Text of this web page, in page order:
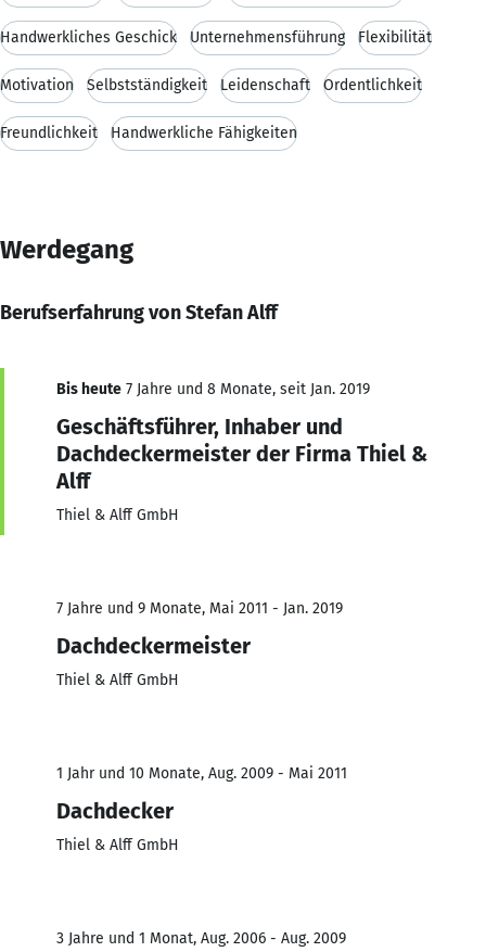
Handwerkliches Geschick Unternehmensführung Flexibilität
Motivation Selbstständigkeit Leidenschaft Ordentlichkeit
Freundlichkeit Handwerkliche Fähigkeiten
Werdegang
Berufserfahrung von Stefan Alff
Bis heute 7 Jahre und 8 Monate, seit Jan. 2019
Geschäftsführer, Inhaber und
Dachdeckermeister der Firma Thiel &
Alff
Thiel & Alff GmbH
7 Jahre und 9 Monate, Mai 2011 - Jan. 2019
Dachdeckermeister
Thiel & Alff GmbH
1 Jahr und 10 Monate, Aug. 2009 - Mai 2011
Dachdecker
Thiel & Alff GmbH
3 Jahre und 1 Monat, Aug. 2006 - Aug. 2009